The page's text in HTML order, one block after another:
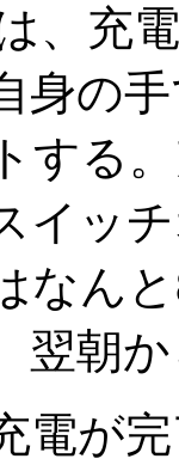
、充
身の
する
イッ
なん
翌朝
が